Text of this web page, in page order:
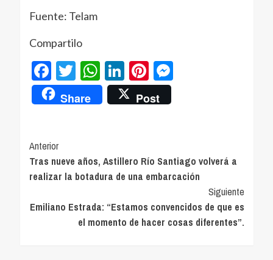
Fuente: Telam
Compartilo
Facebook
Twitter
WhatsApp
LinkedIn
Pinterest
Messenger
Share Post
Navegación
de
entradas
Anterior
Tras nueve años, Astillero Río Santiago volverá a
realizar la botadura de una embarcación
Siguiente
Emiliano Estrada: “Estamos convencidos de que es
el momento de hacer cosas diferentes”.